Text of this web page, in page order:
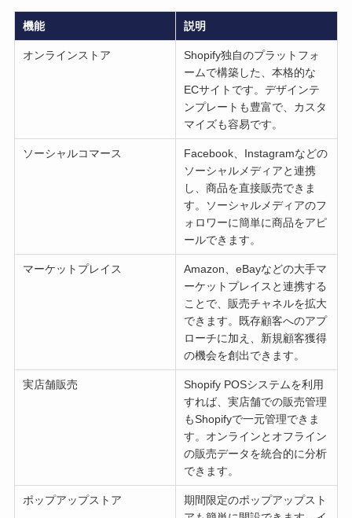
機能 説明
オンラインストア
Shopify独自のプラットフォ
ームで構築した、本格的な
ECサイトです。デザインテ
ンプレートも豊富で、カスタ
マイズも容易です。
ソーシャルコマース
Facebook、Instagramなどの
ソーシャルメディアと連携
し、商品を直接販売できま
す。ソーシャルメディアのフ
ォロワーに簡単に商品をアピ
ールできます。
マーケットプレイス
Amazon、eBayなどの大手マ
ーケットプレイスと連携する
ことで、販売チャネルを拡大
できます。既存顧客へのアプ
ローチに加え、新規顧客獲得
の機会を創出できます。
実店舗販売
Shopify POSシステムを利用
すれば、実店舗での販売管理
もShopifyで一元管理できま
す。オンラインとオフライン
の販売データを統合的に分析
できます。
ポップアップストア
期間限定のポップアップスト